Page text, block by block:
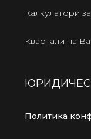
Калкулатори
Квартали на
Политика